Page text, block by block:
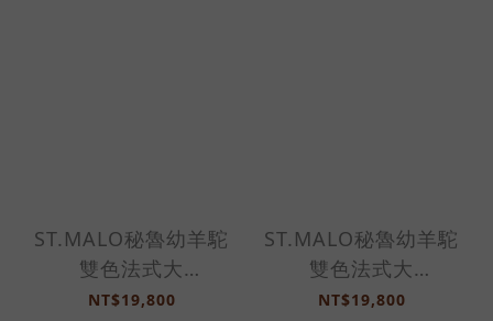
ST.MALO秘魯幼羊駝
雙色法式大
衣-2308WC-尼羅藍/
NT$19,800
ST.MALO秘魯幼羊駝
雙色法式大
衣-2308WC-橄欖綠/
NT$19,800